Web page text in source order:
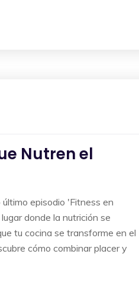
Nutren el
episodio 'Fitness en
donde la nutrición se
tu cocina se transforme en el
cómo combinar placer y